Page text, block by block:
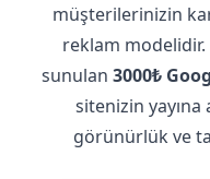
müşterilerinizin
reklam modelidir.
sunulan 3000₺
sitenizin yayına
görünürlük ve